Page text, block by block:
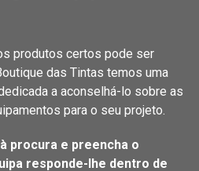
produtos certos pode ser
das Tintas temos uma
a aconselhá-lo sobre as
para o seu projeto.
procura e preencha o
responde-lhe dentro de